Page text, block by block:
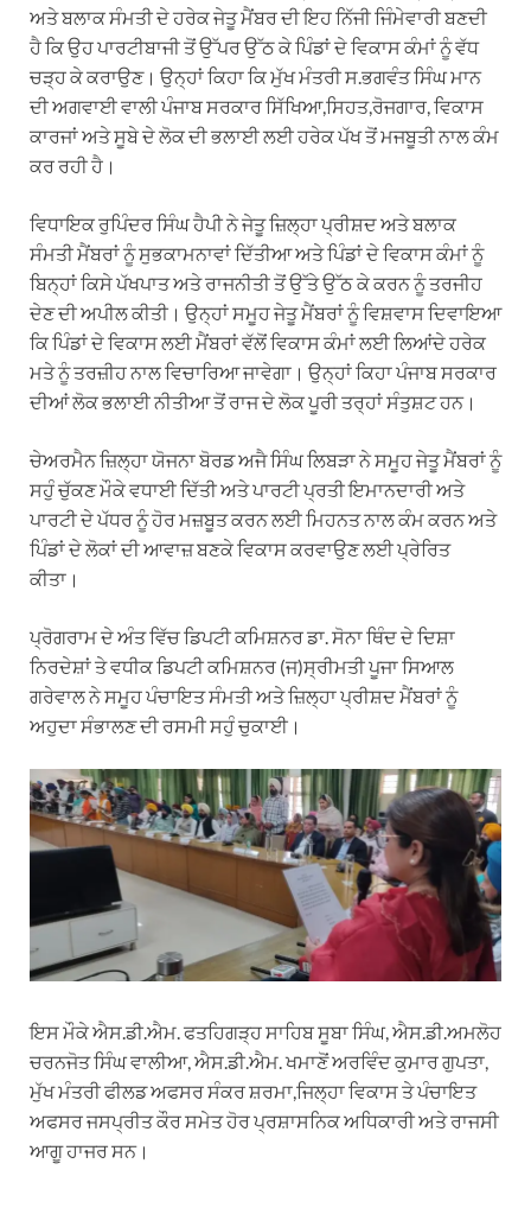
ਅਤੇ ਬਲਾਕ ਸੰਮਤੀ ਦੇ ਹਰੇਕ ਜੇਤੂ ਮੈਂਬਰ ਦੀ ਇਹ ਨਿੱਜੀ ਜਿੰਮੇਵਾਰੀ ਬਣਦੀ
ਹੈ ਕਿ ਉਹ ਪਾਰਟੀਬਾਜੀ ਤੋਂ ਉੱਪਰ ਉੱਠ ਕੇ ਪਿੰਡਾਂ ਦੇ ਵਿਕਾਸ ਕੰਮਾਂ ਨੂੰ ਵੱਧ
ਚੜ੍ਹ ਕੇ ਕਰਾਉਣ। ਉਨ੍ਹਾਂ ਕਿਹਾ ਕਿ ਮੁੱਖ ਮੰਤਰੀ ਸ.ਭਗਵੰਤ ਸਿੰਘ ਮਾਨ
ਦੀ ਅਗਵਾਈ ਵਾਲੀ ਪੰਜਾਬ ਸਰਕਾਰ ਸਿੱਖਿਆ,ਸਿਹਤ,ਰੋਜਗਾਰ, ਵਿਕਾਸ
ਕਾਰਜਾਂ ਅਤੇ ਸੂਬੇ ਦੇ ਲੋਕ ਦੀ ਭਲਾਈ ਲਈ ਹਰੇਕ ਪੱਖ ਤੋਂ ਮਜਬੂਤੀ ਨਾਲ ਕੰਮ
ਕਰ ਰਹੀ ਹੈ।
ਵਿਧਾਇਕ ਰੁਪਿੰਦਰ ਸਿੰਘ ਹੈਪੀ ਨੇ ਜੇਤੂ ਜ਼ਿਲ੍ਹਾ ਪ੍ਰੀਸ਼ਦ ਅਤੇ ਬਲਾਕ
ਸੰਮਤੀ ਮੈਂਬਰਾਂ ਨੂੰ ਸੁਭਕਾਮਨਾਵਾਂ ਦਿੱਤੀਆ ਅਤੇ ਪਿੰਡਾਂ ਦੇ ਵਿਕਾਸ ਕੰਮਾਂ ਨੂੰ
ਬਿਨ੍ਹਾਂ ਕਿਸੇ ਪੱਖਪਾਤ ਅਤੇ ਰਾਜਨੀਤੀ ਤੋਂ ਉੱਤੇ ਉੱਠ ਕੇ ਕਰਨ ਨੂੰ ਤਰਜੀਹ
ਦੇਣ ਦੀ ਅਪੀਲ ਕੀਤੀ। ਉਨ੍ਹਾਂ ਸਮੂਹ ਜੇਤੂ ਮੈਂਬਰਾਂ ਨੂੰ ਵਿਸ਼ਵਾਸ ਦਿਵਾਇਆ
ਕਿ ਪਿੰਡਾਂ ਦੇ ਵਿਕਾਸ ਲਈ ਮੈਂਬਰਾਂ ਵੱਲੋਂ ਵਿਕਾਸ ਕੰਮਾਂ ਲਈ ਲਿਆਂਦੇ ਹਰੇਕ
ਮਤੇ ਨੂੰ ਤਰਜ਼ੀਹ ਨਾਲ ਵਿਚਾਰਿਆ ਜਾਵੇਗਾ। ਉਨ੍ਹਾਂ ਕਿਹਾ ਪੰਜਾਬ ਸਰਕਾਰ
ਦੀਆਂ ਲੋਕ ਭਲਾਈ ਨੀਤੀਆ ਤੋਂ ਰਾਜ ਦੇ ਲੋਕ ਪੂਰੀ ਤਰ੍ਹਾਂ ਸੰਤੁਸ਼ਟ ਹਨ।
ਚੇਅਰਮੈਨ ਜ਼ਿਲ੍ਹਾ ਯੋਜਨਾ ਬੋਰਡ ਅਜੈ ਸਿੰਘ ਲਿਬੜਾ ਨੇ ਸਮੂਹ ਜੇਤੂ ਮੈਂਬਰਾਂ ਨੂੰ
ਸਹੁੰ ਚੁੱਕਣ ਮੌਕੇ ਵਧਾਈ ਦਿੱਤੀ ਅਤੇ ਪਾਰਟੀ ਪ੍ਰਤੀ ਇਮਾਨਦਾਰੀ ਅਤੇ
ਪਾਰਟੀ ਦੇ ਪੱਧਰ ਨੂੰ ਹੋਰ ਮਜ਼ਬੂਤ ਕਰਨ ਲਈ ਮਿਹਨਤ ਨਾਲ ਕੰਮ ਕਰਨ ਅਤੇ
ਪਿੰਡਾਂ ਦੇ ਲੋਕਾਂ ਦੀ ਆਵਾਜ਼ ਬਣਕੇ ਵਿਕਾਸ ਕਰਵਾਉਣ ਲਈ ਪ੍ਰੇਰਿਤ
ਕੀਤਾ।
ਪ੍ਰੋਗਰਾਮ ਦੇ ਅੰਤ ਵਿੱਚ ਡਿਪਟੀ ਕਮਿਸ਼ਨਰ ਡਾ. ਸੋਨਾ ਥਿੰਦ ਦੇ ਦਿਸ਼ਾ
ਨਿਰਦੇਸ਼ਾਂ ਤੇ ਵਧੀਕ ਡਿਪਟੀ ਕਮਿਸ਼ਨਰ (ਜ)ਸ੍ਰੀਮਤੀ ਪੂਜਾ ਸਿਆਲ
ਗਰੇਵਾਲ ਨੇ ਸਮੂਹ ਪੰਚਾਇਤ ਸੰਮਤੀ ਅਤੇ ਜ਼ਿਲ੍ਹਾ ਪ੍ਰੀਸ਼ਦ ਮੈਂਬਰਾਂ ਨੂੰ
ਅਹੁਦਾ ਸੰਭਾਲਣ ਦੀ ਰਸਮੀ ਸਹੁੰ ਚੁਕਾਈ।
ਇਸ ਮੌਕੇ ਐਸ.ਡੀ.ਐਮ. ਫਤਹਿਗੜ੍ਹ ਸਾਹਿਬ ਸੂਬਾ ਸਿੰਘ, ਐਸ.ਡੀ.ਅਮਲੋਹ
ਚਰਨਜੋਤ ਸਿੰਘ ਵਾਲੀਆ, ਐਸ.ਡੀ.ਐਮ. ਖਮਾਣੋਂ ਅਰਵਿੰਦ ਕੁਮਾਰ ਗੁਪਤਾ,
ਮੁੱਖ ਮੰਤਰੀ ਫੀਲਡ ਅਫਸਰ ਸੰਕਰ ਸ਼ਰਮਾ,ਜਿਲ੍ਹਾ ਵਿਕਾਸ ਤੇ ਪੰਚਾਇਤ
ਅਫਸਰ ਜਸਪ੍ਰੀਤ ਕੌਰ ਸਮੇਤ ਹੋਰ ਪ੍ਰਸ਼ਾਸਨਿਕ ਅਧਿਕਾਰੀ ਅਤੇ ਰਾਜਸੀ
ਆਗੂ ਹਾਜਰ ਸਨ।